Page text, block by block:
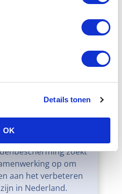
Details tonen
OK
zoekt
op om
aan het verbeteren
in Nederland.